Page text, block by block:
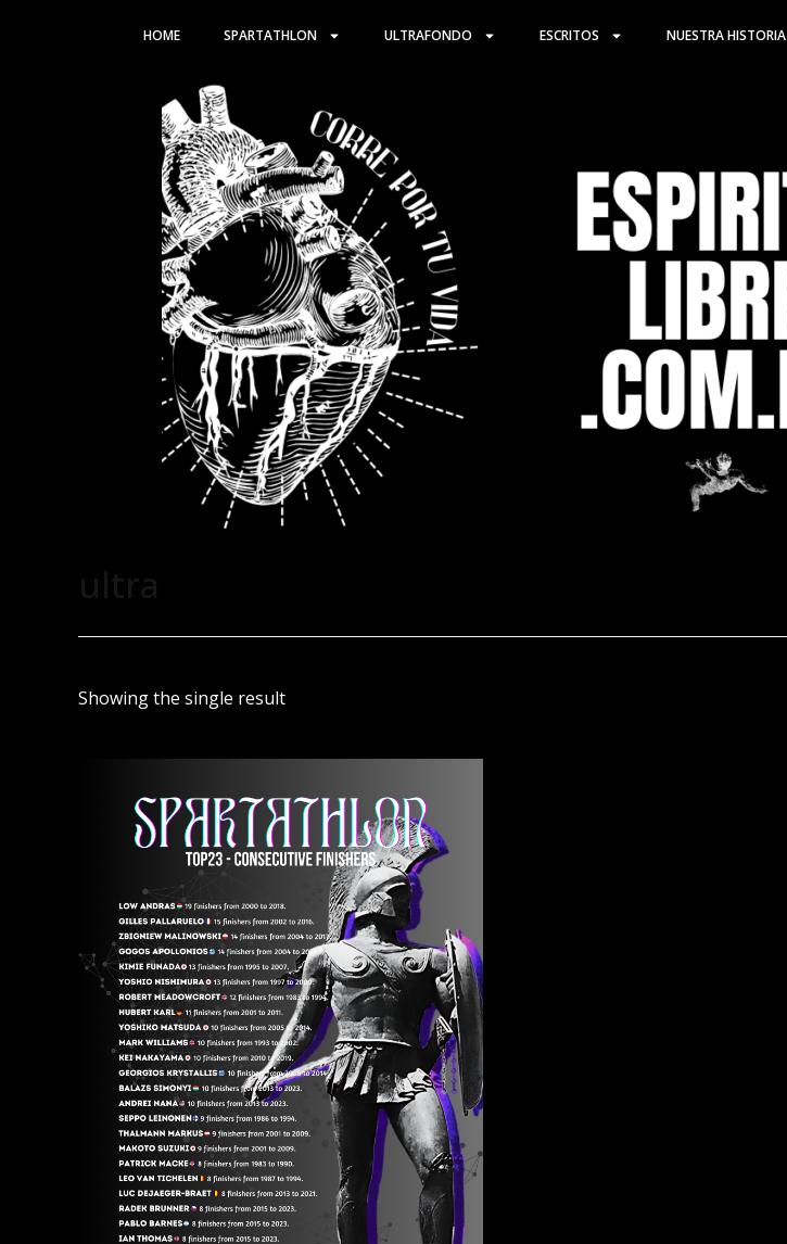
HOME SPARTATHLON ULTRAFONDO ESCRITOS NUESTRA HISTORIA
Showing the single result